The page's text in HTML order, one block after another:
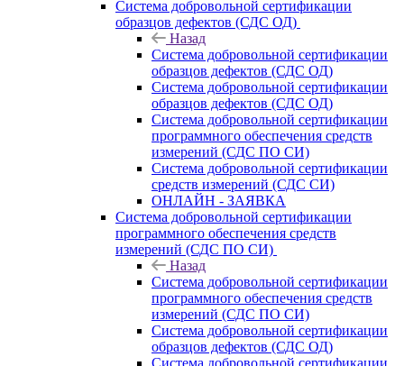
Система добровольной сертификации
образцов дефектов (СДС ОД)
Назад
Система добровольной сертификации
образцов дефектов (СДС ОД)
Система добровольной сертификации
образцов дефектов (СДС ОД)
Система добровольной сертификации
программного обеспечения средств
измерений (СДС ПО СИ)
Система добровольной сертификации
средств измерений (СДС СИ)
ОНЛАЙН - ЗАЯВКА
Система добровольной сертификации
программного обеспечения средств
измерений (СДС ПО СИ)
Назад
Система добровольной сертификации
программного обеспечения средств
измерений (СДС ПО СИ)
Система добровольной сертификации
образцов дефектов (СДС ОД)
Система добровольной сертификации